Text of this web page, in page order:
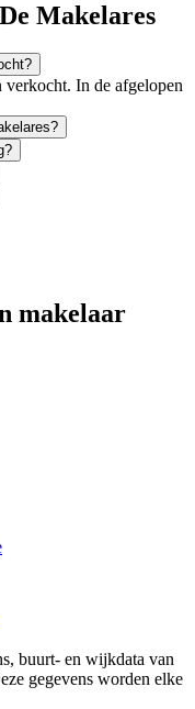
Makelares
In de afgelopen
makelaar
buurt- en wijkdata van
gegevens worden elke